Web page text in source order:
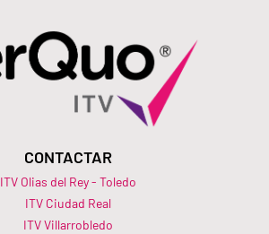
CONTACTAR
ITV Olias del Rey - Toledo
ITV Ciudad Real
ITV Villarrobledo